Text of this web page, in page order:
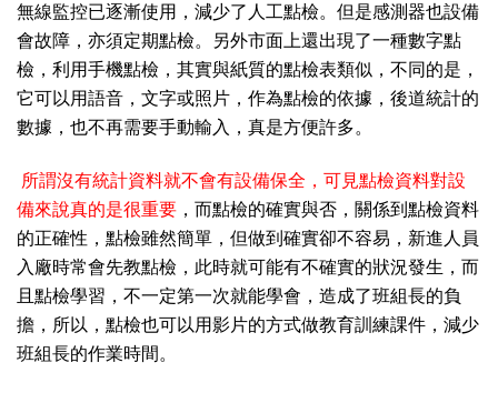
無線監控已逐漸使用，減少了人工點檢。但是感測器也設備
會故障，亦須定期點檢。另外市面上還出現了一種數字點
檢，利用手機點檢，其實與紙質的點檢表類似，不同的是，
它可以用語音，文字或照片，作為點檢的依據，後道統計的
數據，也不再需要手動輸入，真是方便許多。
所謂沒有統計資料就不會有設備保全，可見點檢資料對設
備來說真的是很重要 ，而點檢的確實與否，關係到點檢資料
的正確性，點檢雖然簡單，但做到確實卻不容易，新進人員
入廠時常會先教點檢，此時就可能有不確實的狀況發生，而
且點檢學習，不一定第一次就能學會，造成了班組長的負
擔，所以，點檢也可以用影片的方式做教育訓練課件，減少
班組長的作業時間。